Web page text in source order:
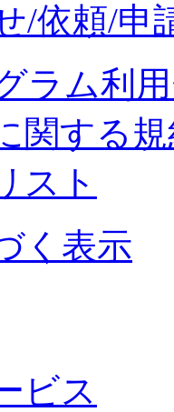
/依頼/申
ラム利
関する
スト
く表示
ビス